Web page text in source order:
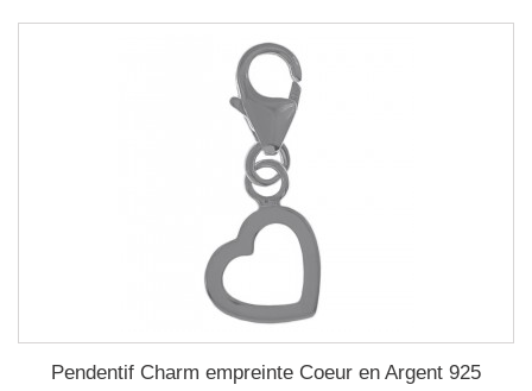
Pendentif Charm empreinte Coeur en Argent 925